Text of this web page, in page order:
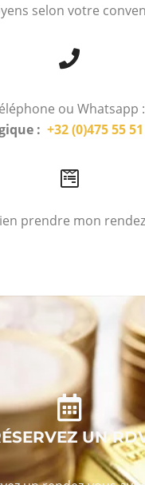
selon votre
ou Whatsapp :
: +32 (0)475 55
prendre mon
UN